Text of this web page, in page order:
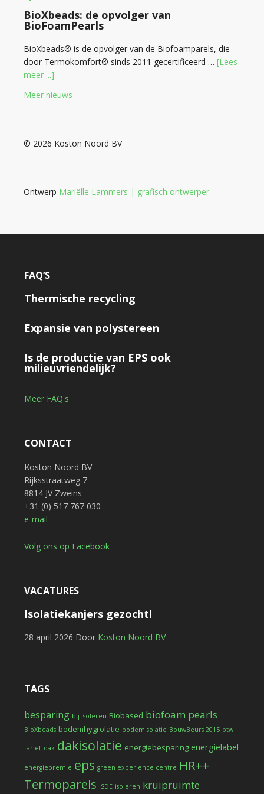
BioXbeads: de opvolger van
BioFoamPearls
BioXbeads® is de opvolger van de Biofoamparels, die
door Termokomfort® sinds 2011 gecertificeerd … [Lees
meer ...]
Meer nieuws
© 2026 Koston Noord BV
Ontwerp Mariëlle Lammers | grafisch ontwerper
FAQ’S
Thermische recycling
Expansie van polystereen
Is de productie van EPS ook
milieuvriendelijk?
Meer FAQ's
CONTACT
Koston Noord BV
Rijksstraatweg 7
8814 JV Zweins
+31 (0) 517 767 030
e-mail
Volg ons op Facebook
VACATURES
Isolatiekanjers gezocht!
28 april 2026 Door Koston Noord BV
TAGS
besparing bij-isoleren Biobased biofoam pearls
BioXbeads bodemhygrolatie bodemisolatie BouwBeurs 2015 btw
tarief dak dakisolatie energiebesparing energielabel
energiepremie eps green experience centre HR++
Termoparels ISDE isoleren kruipruimte